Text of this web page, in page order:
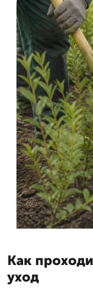
Как
уход